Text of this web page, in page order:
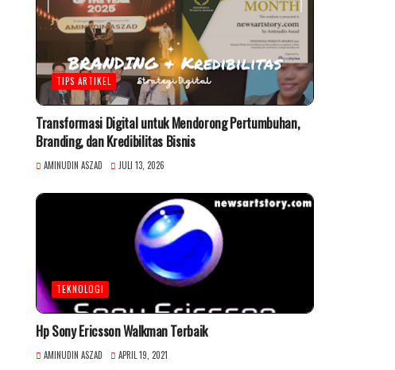
TIPS ARTIKEL
Transformasi Digital untuk Mendorong Pertumbuhan,
Branding, dan Kredibilitas Bisnis
AMINUDIN ASZAD JULI 13, 2026
TEKNOLOGI
Hp Sony Ericsson Walkman Terbaik
AMINUDIN ASZAD APRIL 19, 2021